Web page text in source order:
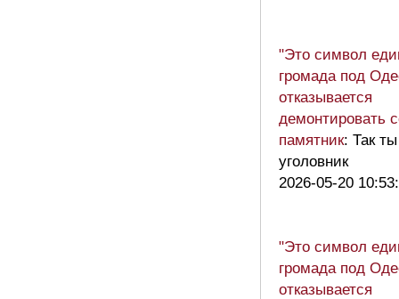
"Это символ
громада под
отказывается
демонтировать
памятник: Так
уголовник
2026-05-20
"Это символ
громада под
отказывается